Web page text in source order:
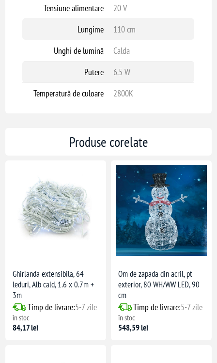
Tensiune alimentare
20 V
Lungime
110 cm
Unghi de lumină
Calda
Putere
6.5 W
Temperatură de culoare
2800K
Produse corelate
Ghirlanda extensibila, 64
leduri, Alb cald, 1.6 x 0.7m +
3m
Timp de livrare:5-7 zile
în stoc
84,17 lei
Om de zapada din acril, pt
exterior, 80 WH/WW LED, 90
cm
Timp de livrare:5-7 zile
în stoc
548,59 lei